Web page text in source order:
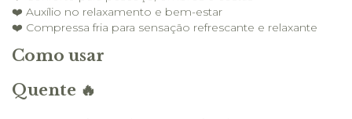
❤️ Auxílio no relaxamento e bem-estar
❤️ Compressa fria para sensação refrescante e relaxante
Como usar
Quente 🔥